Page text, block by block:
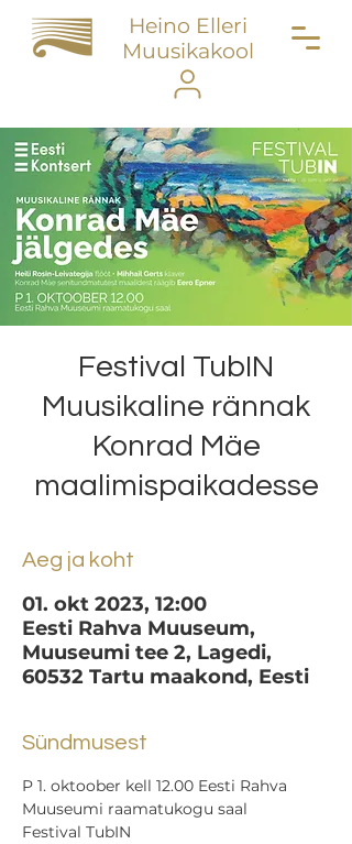
Heino Elleri
Muusikakool
Festival TubIN
Muusikaline rännak
Konrad Mäe
maalimispaikadesse
Aeg ja koht
01. okt 2023, 12:00
Eesti Rahva Muuseum,
Muuseumi tee 2, Lagedi,
60532 Tartu maakond, Eesti
Sündmusest
P 1. oktoober kell 12.00 Eesti Rahva
Muuseumi raamatukogu saal
Festival TubIN